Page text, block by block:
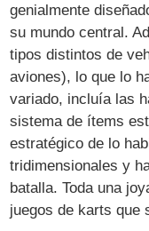
genialmente
su mundo central.
tipos distintos de
aviones), lo que lo
variado, incluía las
sistema de ítems
estratégico de lo
tridimensionales y
batalla. Toda una
juegos de karts que